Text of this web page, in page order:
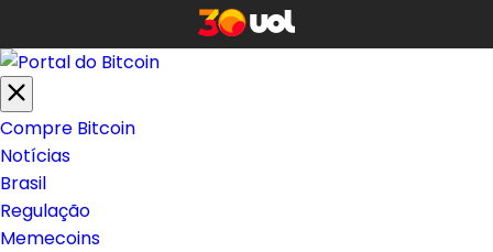
Compre Bitcoin
Notícias
Brasil
Regulação
Memecoins